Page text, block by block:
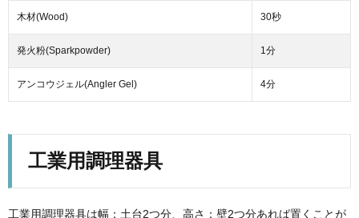
木材(Wood) 30秒
発火粉(Sparkpowder) 1分
アンコウジェル(Angler Gel) 4分
工業用調理器具
工業用調理器具は幅：土台2つ分、高さ：壁2つ分あれば置くことが